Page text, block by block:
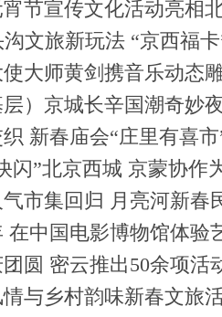
节宣传文化活动亮相
文旅新玩法 “京西福
大师黄剑携音乐动态
门 (2026.2.28 09:18)
层）京城长辛国潮奇妙
年味儿(2026.2.19 11:35)
新春庙会“庄里有喜
闪”北京西城 京蒙协作
市集回归 月亮河新春
在中国电影博物馆体验
圆 密云推出50余项活
与乡村韵味新春文旅